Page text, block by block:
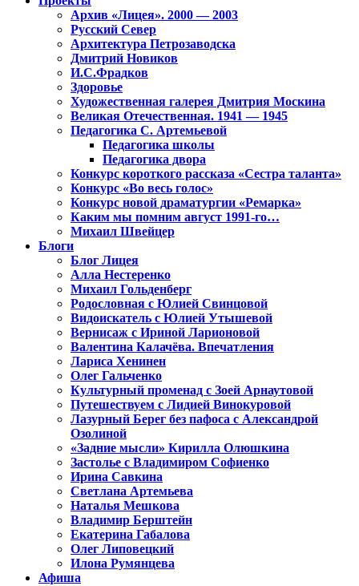
Архив «Лицея». 2000 — 2003
Русский Север
Архитектура Петрозаводска
Дмитрий Новиков
И.С.Фрадков
Здоровье
Художественная галерея Дмитрия Москина
Великая Отечественная. 1941 — 1945
Педагогика С. Артемьевой
Педагогика школы
Педагогика двора
Конкурс короткого рассказа «Сестра таланта»
Конкурс «Во весь голос»
Конкурс новой драматургии «Ремарка»
Каким мы помним август 1991-го…
Михаил Швейцер
Блоги
Блог Лицея
Алла Нестеренко
Михаил Гольденберг
Родословная с Юлией Свинцовой
Видоискатель с Юлией Утышевой
Вернисаж с Ириной Ларионовой
Валентина Калачёва. Впечатления
Лариса Хенинен
Олег Гальченко
Культурный променад с Зоей Арнаутовой
Путешествуем с Лидией Винокуровой
Лазурный Берег без пафоса с Александрой
Озолиной
«Задние мысли» Кирилла Олюшкина
Застолье с Владимиром Софиенко
Ирина Савкина
Светлана Артемьева
Наталья Мешкова
Владимир Берштейн
Екатерина Габалова
Олег Липовецкий
Илона Румянцева
Афиша